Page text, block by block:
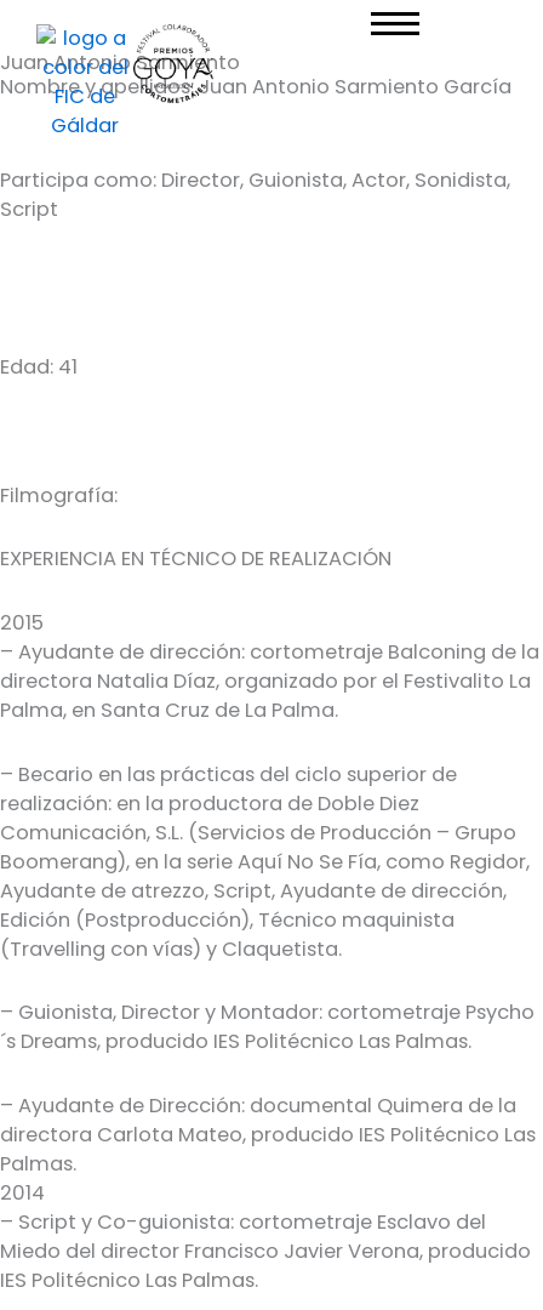
contenido
Juan Antonio Sarmiento
Nombre y apellidos: Juan Antonio Sarmiento García
Participa como: Director, Guionista, Actor, Sonidista,
Script
Edad: 41
Filmografía:
EXPERIENCIA EN TÉCNICO DE REALIZACIÓN
2015
– Ayudante de dirección: cortometraje Balconing de la
directora Natalia Díaz, organizado por el Festivalito La
Palma, en Santa Cruz de La Palma.
– Becario en las prácticas del ciclo superior de
realización: en la productora de Doble Diez
Comunicación, S.L. (Servicios de Producción – Grupo
Boomerang), en la serie Aquí No Se Fía, como Regidor,
Ayudante de atrezzo, Script, Ayudante de dirección,
Edición (Postproducción), Técnico maquinista
(Travelling con vías) y Claquetista.
– Guionista, Director y Montador: cortometraje Psycho
´s Dreams, producido IES Politécnico Las Palmas.
– Ayudante de Dirección: documental Quimera de la
directora Carlota Mateo, producido IES Politécnico Las
Palmas.
2014
– Script y Co-guionista: cortometraje Esclavo del
Miedo del director Francisco Javier Verona, producido
IES Politécnico Las Palmas.